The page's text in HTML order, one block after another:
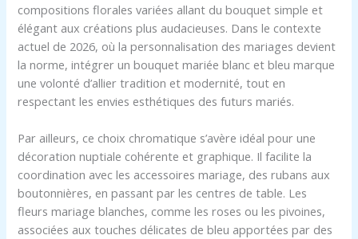
compositions florales variées allant du bouquet simple et
élégant aux créations plus audacieuses. Dans le contexte
actuel de 2026, où la personnalisation des mariages devient
la norme, intégrer un bouquet mariée blanc et bleu marque
une volonté d’allier tradition et modernité, tout en
respectant les envies esthétiques des futurs mariés.
Par ailleurs, ce choix chromatique s’avère idéal pour une
décoration nuptiale cohérente et graphique. Il facilite la
coordination avec les accessoires mariage, des rubans aux
boutonnières, en passant par les centres de table. Les
fleurs mariage blanches, comme les roses ou les pivoines,
associées aux touches délicates de bleu apportées par des